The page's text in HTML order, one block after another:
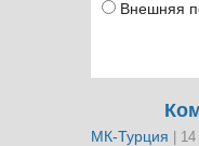
Внешняя
МК-Турция |